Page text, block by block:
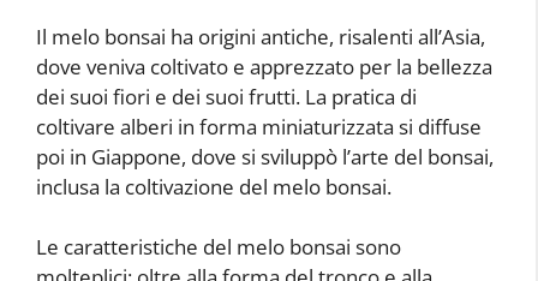
Il melo bonsai ha origini antiche, risalenti all’Asia,
dove veniva coltivato e apprezzato per la bellezza
dei suoi fiori e dei suoi frutti. La pratica di
coltivare alberi in forma miniaturizzata si diffuse
poi in Giappone, dove si sviluppò l’arte del bonsai,
inclusa la coltivazione del melo bonsai.
Le caratteristiche del melo bonsai sono